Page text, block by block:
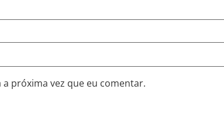
próxima vez que eu comentar.